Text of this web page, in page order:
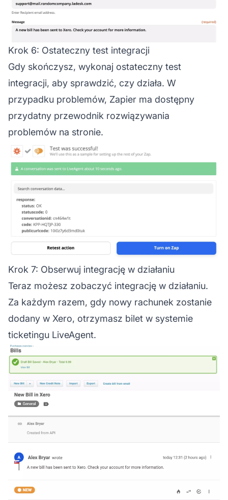
Krok 6: Ostateczny test integracji
Gdy skończysz, wykonaj ostateczny test
integracji, aby sprawdzić, czy działa. W
przypadku problemów, Zapier ma dostępny
przydatny przewodnik rozwiązywania
problemów na stronie.
Krok 7: Obserwuj integrację w działaniu
Teraz możesz zobaczyć integrację w działaniu.
Za każdym razem, gdy nowy rachunek zostanie
dodany w Xero, otrzymasz bilet w systemie
ticketingu LiveAgent.